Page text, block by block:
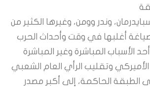
وندر وومن، وغيرها الكثير من
أغلبها في وقت وأحداث الحرب
الأسباب المباشرة وغير المباشرة
وتقليب الرأي العام الشعبي
الطبقة الحاكمة، إلى أكبر مصدر